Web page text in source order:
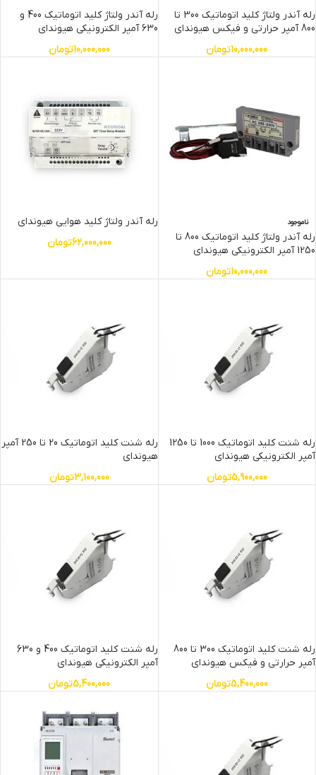
رله آندر ولتاژ کلید اتوماتیک 300 تا
800 آمپر حرارتی و فیکس هیوندای
10,000,000تومان
رله آندر ولتاژ کلید اتوماتیک 400 و
630 آمپر الکترونیکی هیوندای
10,000,000تومان
ناموجود
رله آندر ولتاژ کلید اتوماتیک 800 تا
1250 آمپر الکترونیکی هیوندای
10,000,000تومان
رله آندر ولتاژ کلید هوایی هیوندای
62,000,000تومان
رله شنت کلید اتوماتیک 1000 تا 1250
آمپر الکترونیکی هیوندای
5,900,000تومان
رله شنت کلید اتوماتیک 20 تا 250 آمپر
هیوندای
3,100,000تومان
رله شنت کلید اتوماتیک 300 تا 800
آمپر حرارتی و فیکس هیوندای
5,400,000تومان
رله شنت کلید اتوماتیک 400 و 630
آمپر الکترونیکی هیوندای
5,400,000تومان